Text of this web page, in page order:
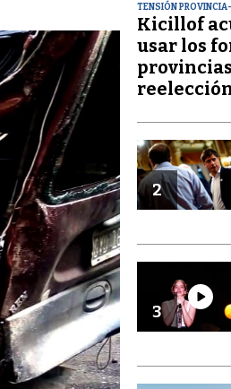
TENSIÓN
Kicillof
usar los
2
3